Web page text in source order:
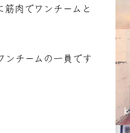
肉でワンチームと
ンチームの一員です